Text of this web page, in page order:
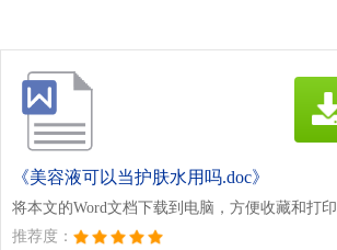
《美容液可以当护肤水用吗.doc》
将本文的Word文档下载到电脑，方便收藏和打印
推荐度：